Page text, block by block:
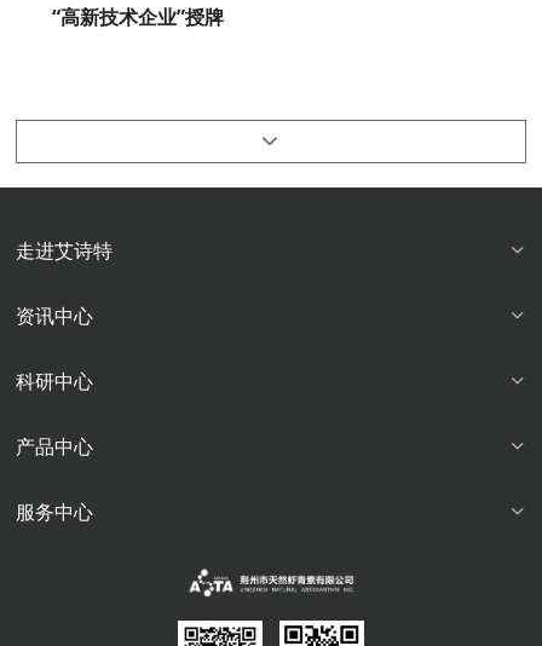
“高新技术企业”授牌
走进艾诗特
资讯中心
科研中心
产品中心
服务中心